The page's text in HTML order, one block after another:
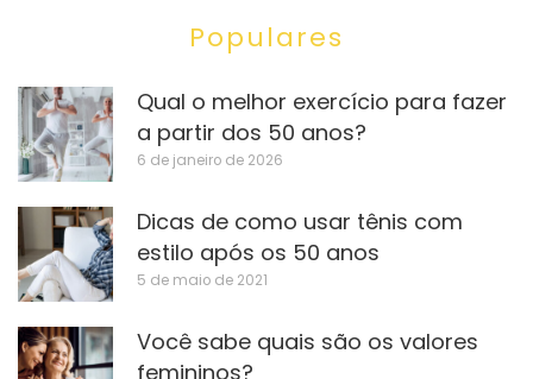
Populares
Qual o melhor exercício para fazer
a partir dos 50 anos?
6 de janeiro de 2026
Dicas de como usar tênis com
estilo após os 50 anos
5 de maio de 2021
Você sabe quais são os valores
femininos?